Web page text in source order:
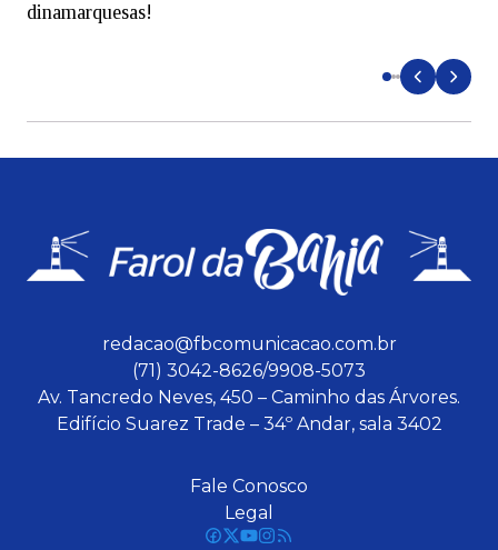
dinamarquesas!
redacao@fbcomunicacao.com.br
(71) 3042-8626/9908-5073
Av. Tancredo Neves, 450 – Caminho das Árvores.
Edifício Suarez Trade – 34º Andar, sala 3402
Fale Conosco
Legal